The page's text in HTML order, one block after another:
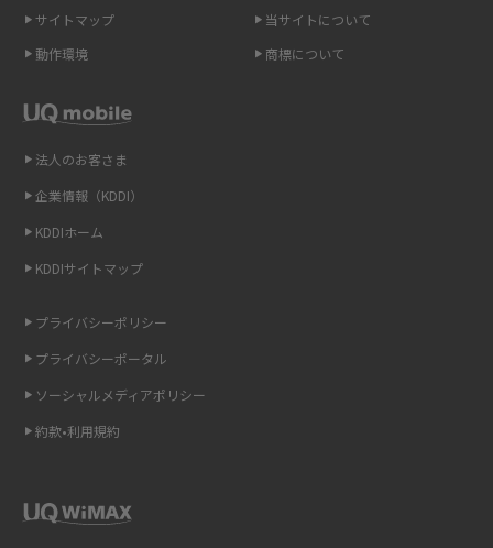
トを解説
スマホや携帯端末の通信速度制限とは？回避のコツや解除のタイミング・
LINEの通知がこない時の原因と対処法9選！設定の確認手順も解説
スマホのウィジェットとは？iPhone・Androidの設定方法やおススメを紹
リプライ機能とは？LINE、X（旧Twitter）、Instagram、TikTokで送る方法
インスタのDMの送り方は？便利機能の使い方や注意点をわかりやすく解説
サイトマップ
当サイトについて
動作環境
商標について
法人のお客さま
企業情報（KDDI）
KDDIホーム
KDDIサイトマップ
プライバシーポリシー
プライバシーポータル
ソーシャルメディアポリシー
約款•利用規約